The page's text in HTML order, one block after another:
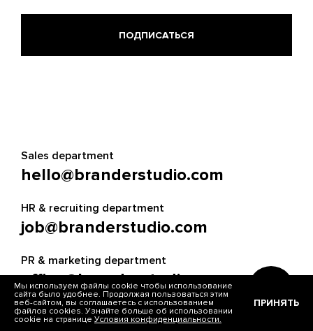
Мы используем файлы cookie чтобы использование
сайта было удобнее. Продолжая пользоваться этим
веб-сайтом, вы соглашаетесь с использованием
файлов cookies. Узнайте больше об использовании
cookie на странице Условия конфиденциальности.
ПРИНЯТЬ
Sales department
hello@branderstudio.com
HR & recruiting department
job@branderstudio.com
PR & marketing department
office@branderstudio.com